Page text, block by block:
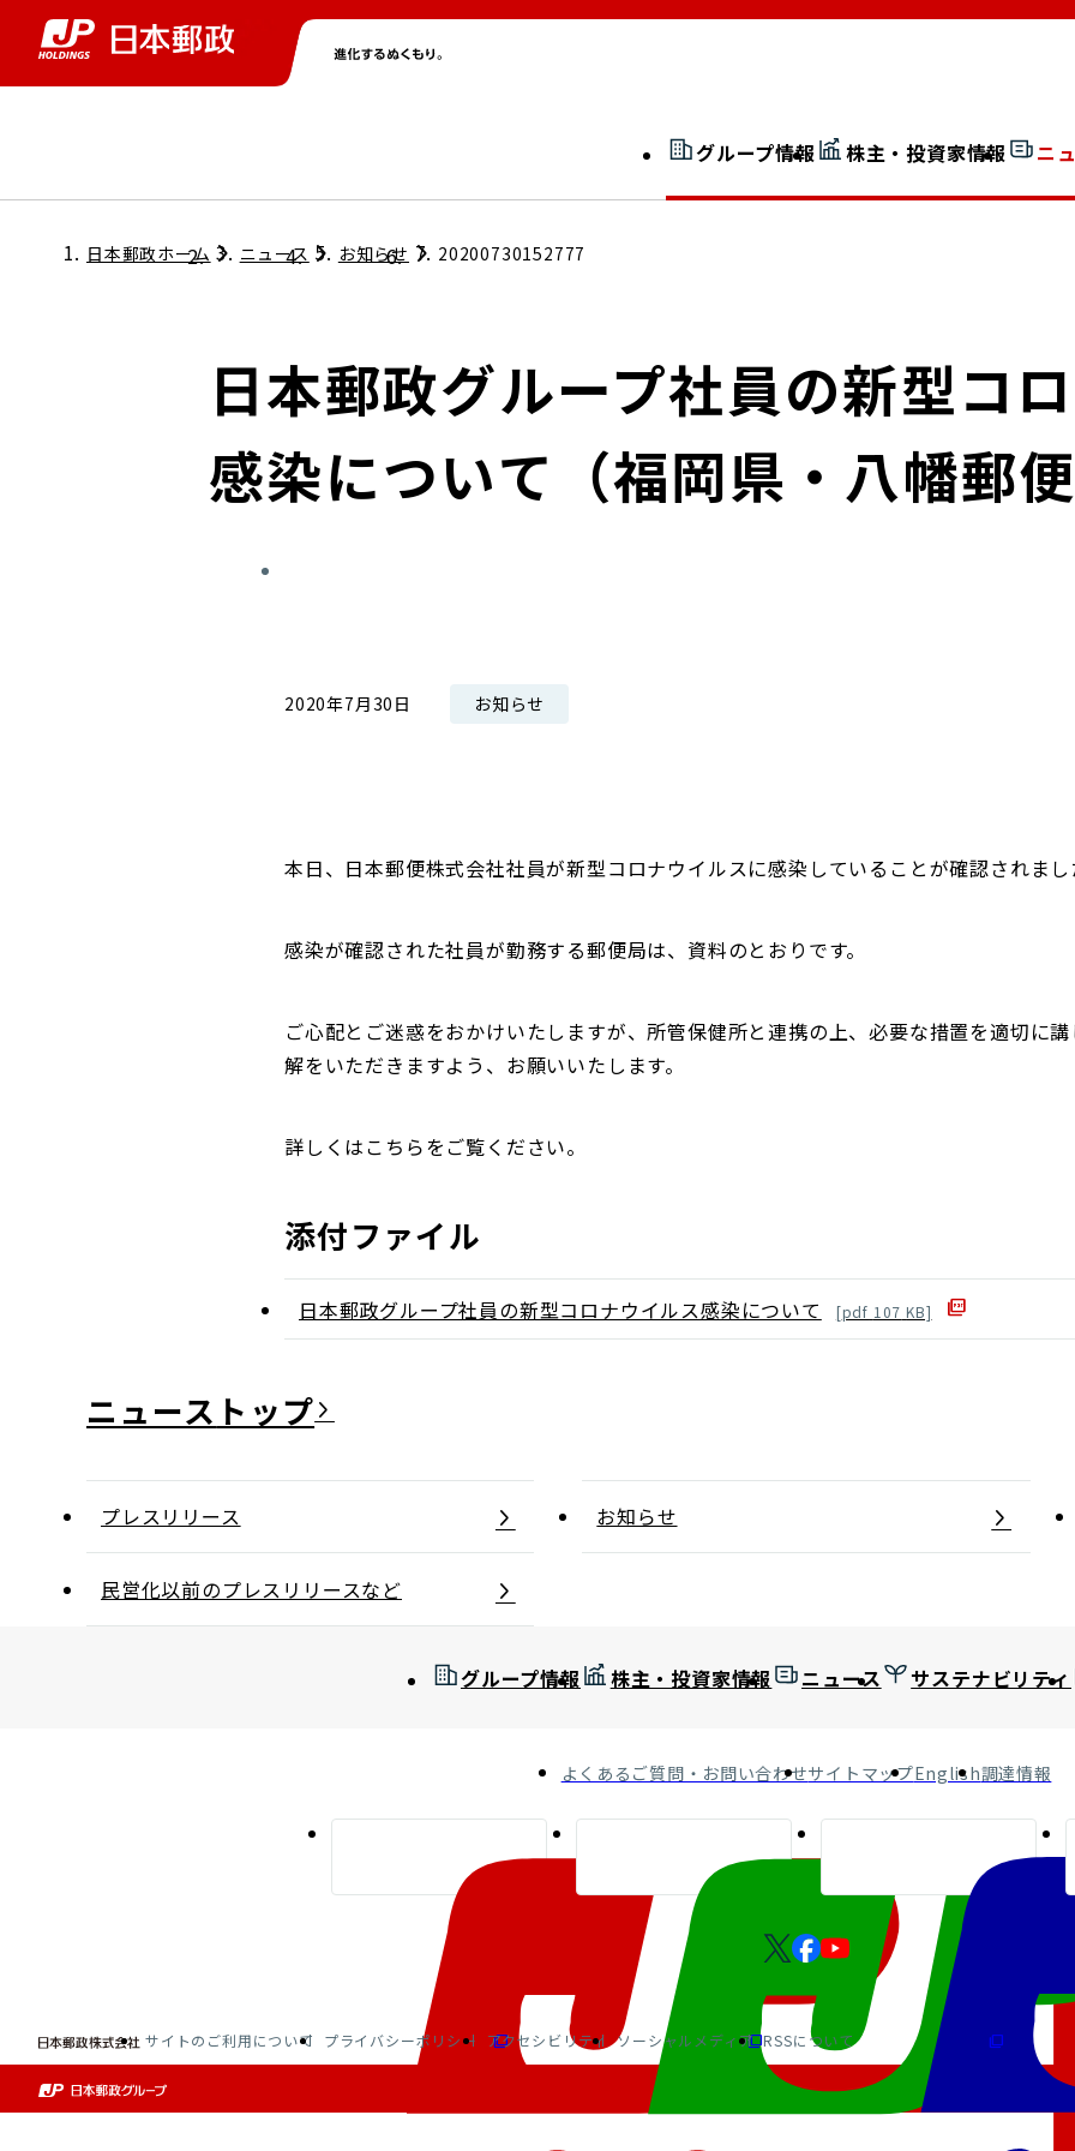
グループ情報
グループ情報トップ 社長室通信
JP 改革実行委員会
広告ギャラリー
株主・投資家情報
株主・投資家情報トップ
個人投資家のみなさまへ
ニ
ニューストップ
サステナビリティトップ
担当役員メッセージ
サステナビリティマネジメント
開示情報検索
採用情報トップ
日本郵政ホーム ニュース お知らせ 20200730152777
日本郵政グループ社員の新型コ
感染について（福岡県・八幡郵便
2020年7月30日 お知らせ
本日、日本郵便株式会社社員が新型コロナウイルスに感染していることが確認されまし
感染が確認された社員が勤務する郵便局は、資料のとおりです。
ご心配とご迷惑をおかけいたしますが、所管保健所と連携の上、必要な措置を適切に
解をいただきますよう、お願いいたします。
詳しくはこちらをご覧ください。
添付ファイル
日本郵政グループ社員の新型コロナウイルス感染について [pdf 107 KB]
ニュース
プレスリリース お知らせ
民営化以前のプレスリリースなど
グループ情報 株主・投資家情報 ニュース サステナビリティ
よくあるご質問・お問い合わせサイトマップEnglish調達情報
サイトのご利用について プライバシーポリシー アクセシビリティ ソーシャルメディア RSSについて